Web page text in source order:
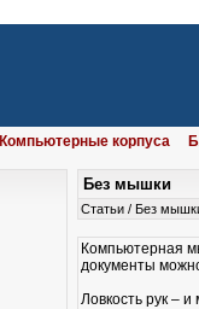
Компьютерные корпуса
Без мышки
Статьи/ Без
Компьютерная
документы
Ловкость рук –